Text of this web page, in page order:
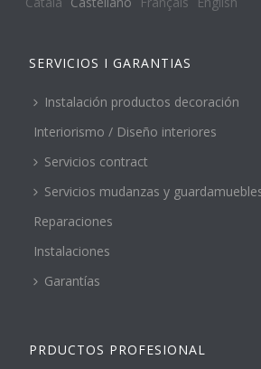
SERVICIOS I GARANTIAS
Instalación productos decoración
Interiorismo / Diseño interiores
Servicios contract
Servicios mudanzas y
Reparaciones
Instalaciones
Garantías
PRDUCTOS PROFESIONAL